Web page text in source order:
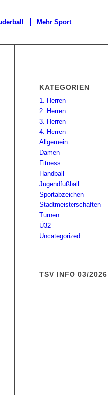
Mehr Sport
KATEGORIEN
1. Herren
2. Herren
3. Herren
4. Herren
Allgemein
Damen
Fitness
Handball
Jugendfußball
Sportabzeichen
Stadtmeisterschaften
Turnen
Ü32
Uncategorized
TSV INFO 03/2026